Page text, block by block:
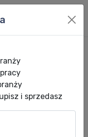
i sprzedasz